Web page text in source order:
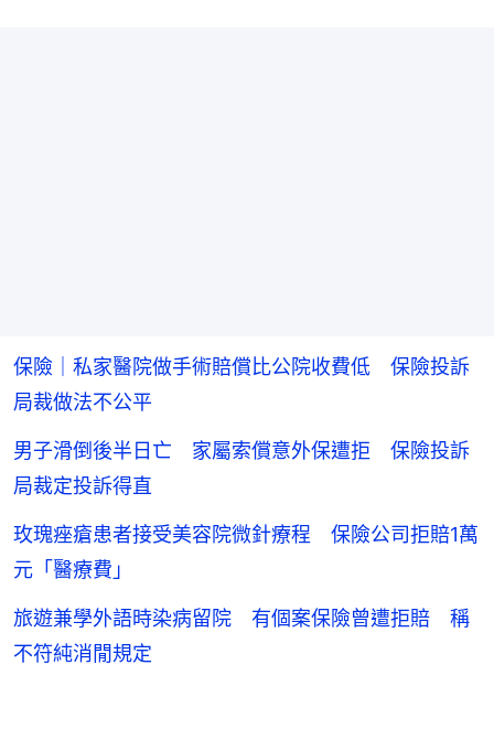
保險｜私家醫院做手術賠償比公院收費低 保險投訴
局裁做法不公平
男子滑倒後半日亡 家屬索償意外保遭拒 保險投訴
局裁定投訴得直
玫瑰痤瘡患者接受美容院微針療程 保險公司拒賠1萬
元「醫療費」
旅遊兼學外語時染病留院 有個案保險曾遭拒賠 稱
不符純消閒規定